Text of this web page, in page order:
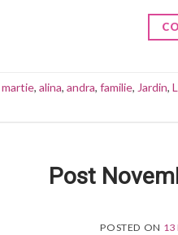
martie, alina, andra, familie, Jardin,
Post
POSTED ON 13